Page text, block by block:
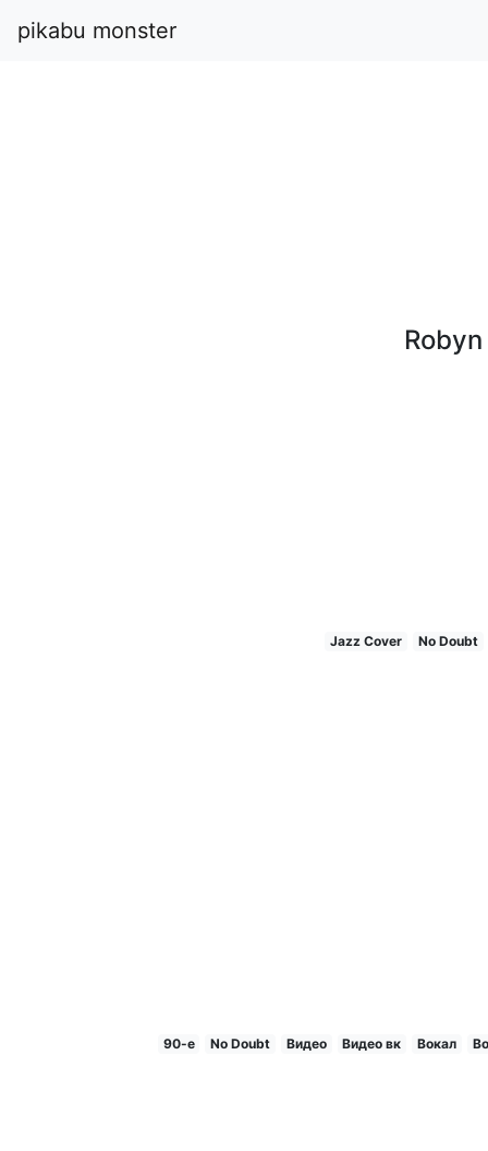
pikabu monster
Jazz Cover No Doubt
90-е No Doubt Видео Видео вк Вокал